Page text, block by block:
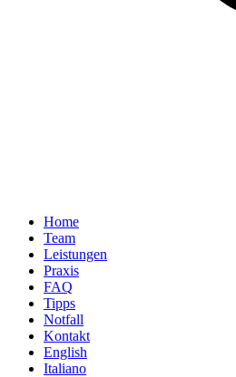
Home
Team
Leistungen
Praxis
FAQ
Tipps
Notfall
Kontakt
English
Italiano